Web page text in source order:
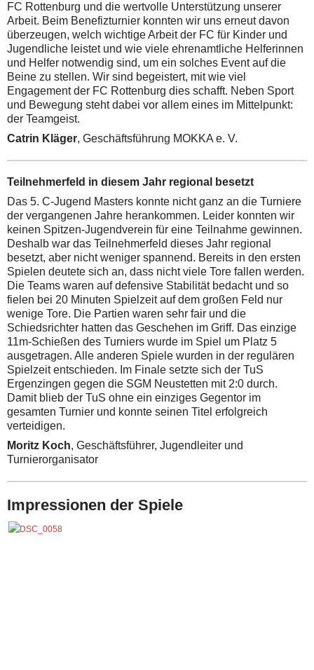
FC Rottenburg und die wertvolle Unterstützung unserer
Arbeit. Beim Benefizturnier konnten wir uns erneut davon
überzeugen, welch wichtige Arbeit der FC für Kinder und
Jugendliche leistet und wie viele ehrenamtliche Helferinnen
und Helfer notwendig sind, um ein solches Event auf die
Beine zu stellen. Wir sind begeistert, mit wie viel
Engagement der FC Rottenburg dies schafft. Neben Sport
und Bewegung steht dabei vor allem eines im Mittelpunkt:
der Teamgeist.
Catrin Kläger, Geschäftsführung MOKKA e. V.
Teilnehmerfeld in diesem Jahr regional besetzt
Das 5. C-Jugend Masters konnte nicht ganz an die Turniere
der vergangenen Jahre herankommen. Leider konnten wir
keinen Spitzen-Jugendverein für eine Teilnahme gewinnen.
Deshalb war das Teilnehmerfeld dieses Jahr regional
besetzt, aber nicht weniger spannend. Bereits in den ersten
Spielen deutete sich an, dass nicht viele Tore fallen werden.
Die Teams waren auf defensive Stabilität bedacht und so
fielen bei 20 Minuten Spielzeit auf dem großen Feld nur
wenige Tore. Die Partien waren sehr fair und die
Schiedsrichter hatten das Geschehen im Griff. Das einzige
11m-Schießen des Turniers wurde im Spiel um Platz 5
ausgetragen. Alle anderen Spiele wurden in der regulären
Spielzeit entschieden. Im Finale setzte sich der TuS
Ergenzingen gegen die SGM Neustetten mit 2:0 durch.
Damit blieb der TuS ohne ein einziges Gegentor im
gesamten Turnier und konnte seinen Titel erfolgreich
verteidigen.
Moritz Koch, Geschäftsführer, Jugendleiter und
Turnierorganisator
Impressionen der Spiele